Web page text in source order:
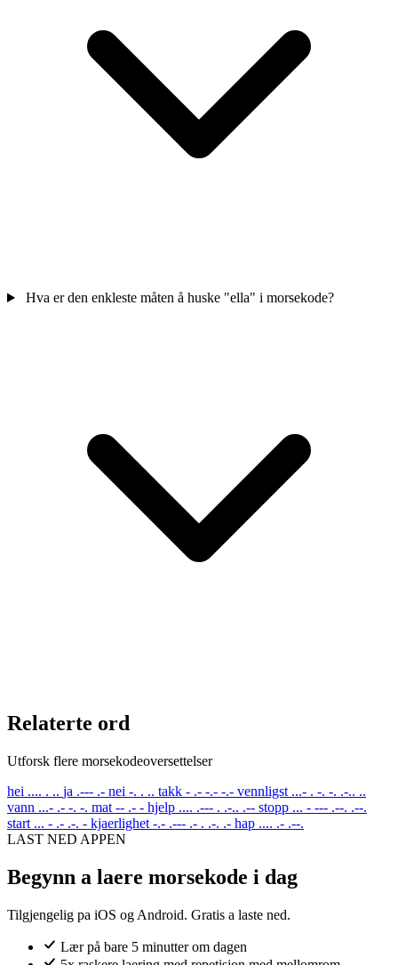
Hva er den enkleste måten å huske "ella" i morsekode?
Relaterte ord
Utforsk flere morsekodeoversettelser
hei .... . .. ja .--- .- nei -. . .. takk - .- -.- -.- vennligst ...- . -. -. .-.. ..
vann ...- .- -. -. mat -- .- - hjelp .... .--- . .-.. .-- stopp ... - --- .--. .--.
start ... - .- .-. - kjaerlighet -.- .--- .- . .-. .- hap .... .- .--.
LAST NED APPEN
Begynn a laere morsekode i dag
Tilgjengelig pa iOS og Android. Gratis a laste ned.
Lær på bare 5 minutter om dagen